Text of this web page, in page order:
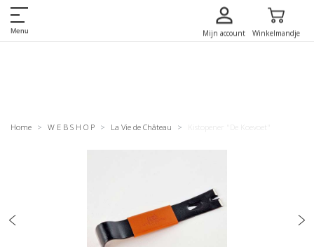
Menu Mijn account Winkelmandje
Home W E B S H O P La Vie de Château Kistopener "De Koevoet"